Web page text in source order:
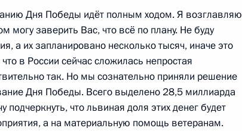
Госсовета по вопросу
Дня Победы идёт полным ходом. Я возглавляю
могу заверить Вас, что всё по плану. Не буду
а их запланировано несколько тысяч, иначе это
в России сейчас сложилась непростая
так. Но мы сознательно приняли решение
Дня Победы. Всего выделено 28,5 миллиарда
подчеркнуть, что львиная доля этих денег будет
а на материальную помощь ветеранам.